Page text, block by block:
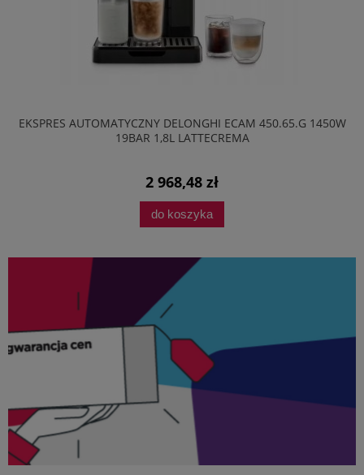
EKSPRES AUTOMATYCZNY DELONGHI ECAM 450.65.G 1450W
19BAR 1,8L LATTECREMA
2 968,48 zł
do koszyka